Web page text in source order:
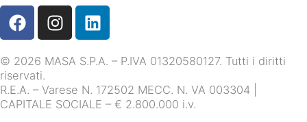
F
a
e
b
o
I
n
t
g
L
i
k
e
d
© 2026 MASA S.P.A. – P.IVA 01320580127. Tutti i diritti
riservati.
R.E.A. – Varese N. 172502 MECC. N. VA 003304 |
CAPITALE SOCIALE – € 2.800.000 i.v.